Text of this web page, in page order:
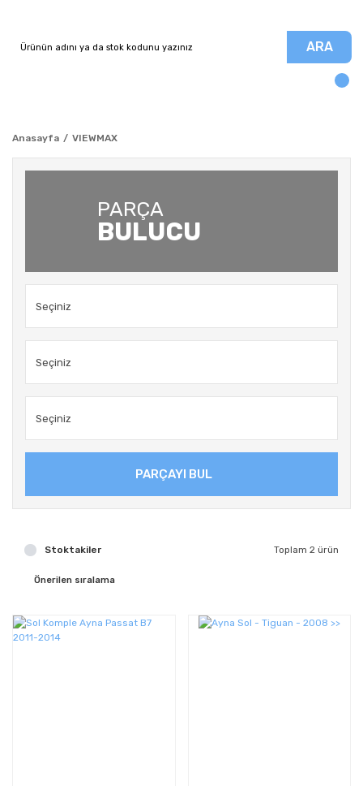
ARA
Anasayfa VIEWMAX
PARÇA
BULUCU
PARÇAYI BUL
Stoktakiler Toplam 2 ürün